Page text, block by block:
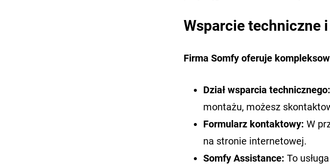
Wsparcie techniczne
Firma Somfy oferuje
Dział wsparcia technicznego:
montażu, możesz
Formularz kontaktowy: W
na stronie internetowej.
Somfy Assistance: To